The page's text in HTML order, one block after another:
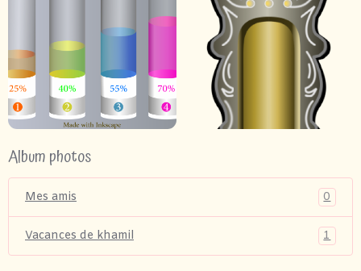
Album photos
Mes amis 0
Vacances de khamil 1